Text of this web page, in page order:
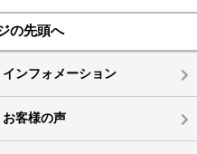
の先頭へ
インフォメーション
お客様の声